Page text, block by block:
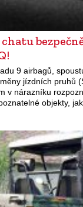
9 airbagů,
jízdních pruhů
v nárazníku
objekty,